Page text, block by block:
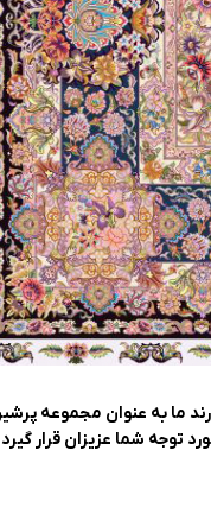
ما به عنوان مجموعه
توجه شما عزیزان قرار